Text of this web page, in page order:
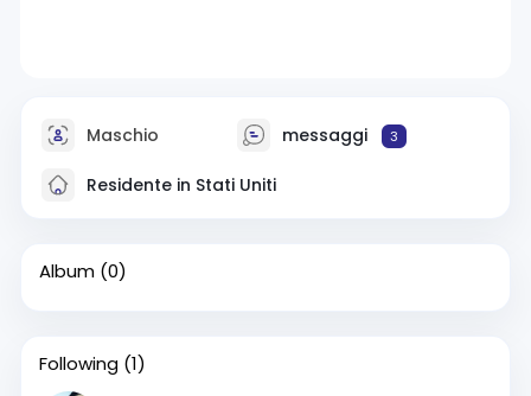
Maschio messaggi 3
Residente in Stati Uniti
Album (0)
Following (1)